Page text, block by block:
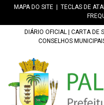
MAPA DO SITE TECLAS DE
DIÁRIO OFICIAL CARTA DE
CONSELHOS